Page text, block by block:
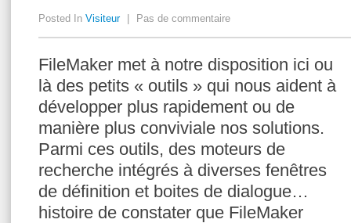
Posted In Visiteur Pas de commentaire
FileMaker met à notre disposition ici ou
là des petits « outils » qui nous aident à
développer plus rapidement ou de
manière plus conviviale nos solutions.
Parmi ces outils, des moteurs de
recherche intégrés à diverses fenêtres
de définition et boites de dialogue…
histoire de constater que FileMaker